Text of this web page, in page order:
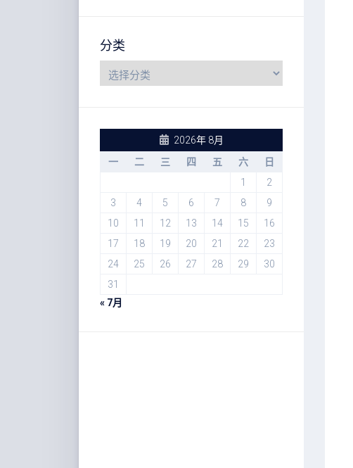
分类
2026年 8月
一
二 三 四 五 六
日
1
2
3
4 5 6 7 8
9
10
11 12 13 14 15
16
17
18 19 20 21 22
23
24
25 26 27 28 29
30
31
« 7月